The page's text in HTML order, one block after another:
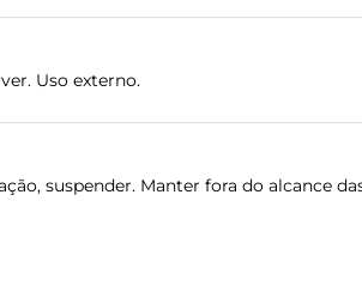
Uso externo.
suspender. Manter fora do alcance